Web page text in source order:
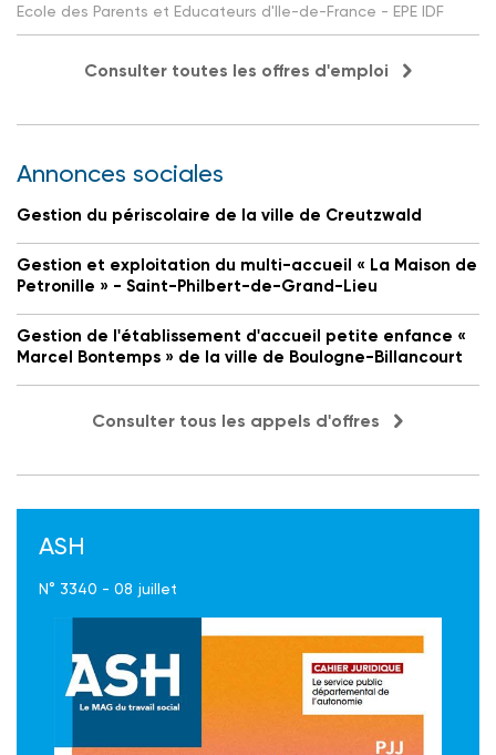
Ecole des Parents et Educateurs d'Ile-de-France - EPE IDF
Consulter toutes les offres d'emploi
Annonces sociales
Gestion du périscolaire de la ville de Creutzwald
Gestion et exploitation du multi-accueil « La Maison de
Petronille » - Saint-Philbert-de-Grand-Lieu
Gestion de l'établissement d'accueil petite enfance «
Marcel Bontemps » de la ville de Boulogne-Billancourt
Consulter tous les appels d'offres
ASH
N° 3340 - 08 juillet